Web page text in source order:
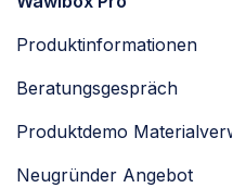
Produktinformationen
Beratungsgespräch
Produktdemo
Neugründer Angebot